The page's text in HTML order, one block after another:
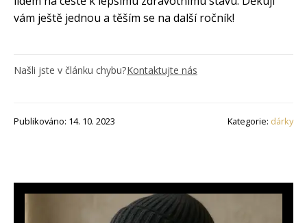
vám ještě jednou a těším se na další ročník!
Našli jste v článku chybu?Kontaktujte nás
Publikováno: 14. 10. 2023 Kategorie: dárky